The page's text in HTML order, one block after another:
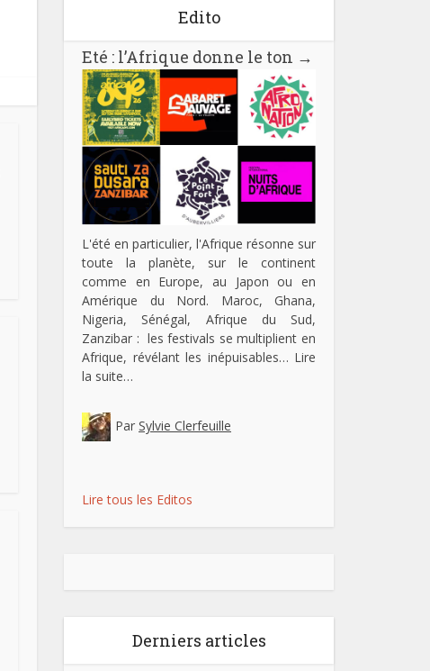
Edito
Eté : l’Afrique donne le ton →
L'été en particulier, l'Afrique résonne sur
toute la planète, sur le continent
comme en Europe, au Japon ou en
Amérique du Nord. Maroc, Ghana,
Nigeria, Sénégal, Afrique du Sud,
Zanzibar : les festivals se multiplient en
Afrique, révélant les inépuisables… Lire
la suite…
Par Sylvie Clerfeuille
Lire tous les Editos
Derniers articles